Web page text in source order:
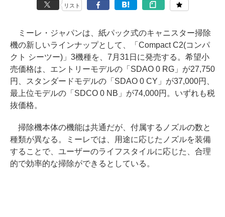
リスト
ミーレ・ジャパンは、紙パック式のキャニスター掃除
機の新しいラインナップとして、「Compact C2(コンパ
クト シーツー)」3機種を、7月31日に発売する。希望小
売価格は、エントリーモデルの「SDAO 0 RG」が27,750
円、スタンダードモデルの「SDAO 0 CY」が37,000円、
最上位モデルの「SDCO 0 NB」が74,000円。いずれも税
抜価格。
掃除機本体の機能は共通だが、付属するノズルの数と
種類が異なる。ミーレでは、用途に応じたノズルを装備
することで、ユーザーのライフスタイルに応じた、合理
的で効率的な掃除ができるとしている。